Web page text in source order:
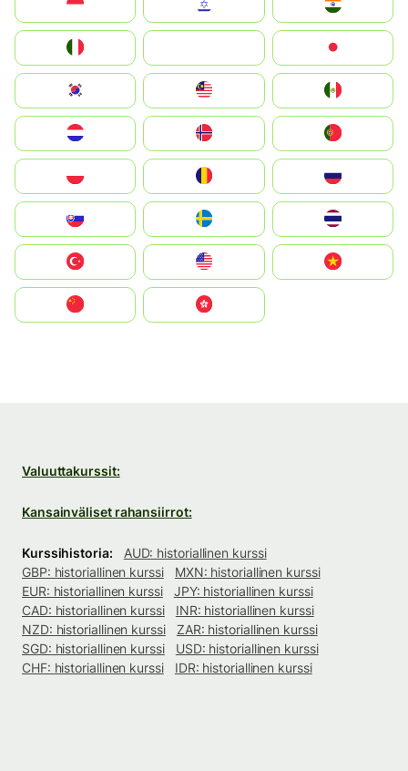
South Korea
United States
中國香港特別行政區
Valuuttakurssit:
Kansainväliset rahansiirrot:
Kurssihistoria:
AUD: historiallinen kurssi
GBP: historiallinen kurssi
MXN: historiallinen kurssi
EUR: historiallinen kurssi
JPY: historiallinen kurssi
CAD: historiallinen kurssi
INR: historiallinen kurssi
NZD: historiallinen kurssi
ZAR: historiallinen kurssi
SGD: historiallinen kurssi
USD: historiallinen kurssi
CHF: historiallinen kurssi
IDR: historiallinen kurssi